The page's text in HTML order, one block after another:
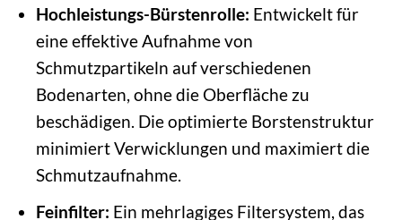
Hochleistungs-Bürstenrolle: Entwickelt für
eine effektive Aufnahme von
Schmutzpartikeln auf verschiedenen
Bodenarten, ohne die Oberfläche zu
beschädigen. Die optimierte Borstenstruktur
minimiert Verwicklungen und maximiert die
Schmutzaufnahme.
Feinfilter: Ein mehrlagiges Filtersystem, das